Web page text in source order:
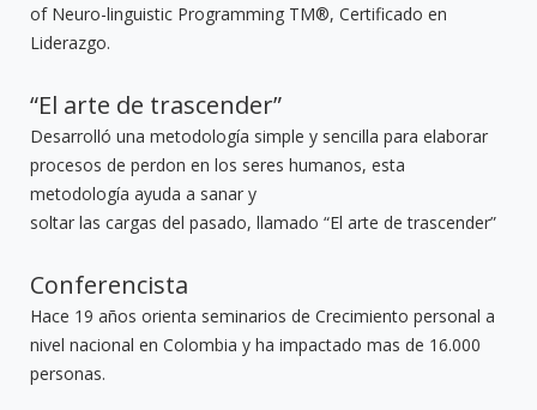
of Neuro-linguistic Programming TM®, Certificado en
Liderazgo.
“El arte de trascender”
Desarrolló una metodología simple y sencilla para elaborar
procesos de perdon en los seres humanos, esta
metodología ayuda a sanar y
soltar las cargas del pasado, llamado “El arte de trascender”
Conferencista
Hace 19 años orienta seminarios de Crecimiento personal a
nivel nacional en Colombia y ha impactado mas de 16.000
personas.